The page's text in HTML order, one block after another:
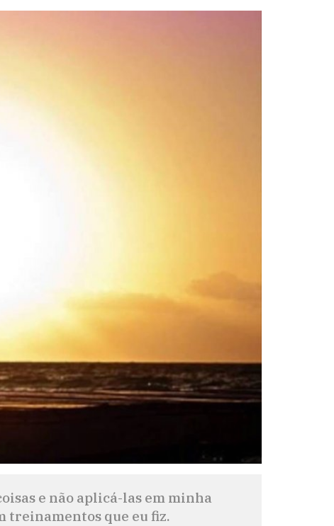
e não aplicá-las em minha
treinamentos que eu fiz.